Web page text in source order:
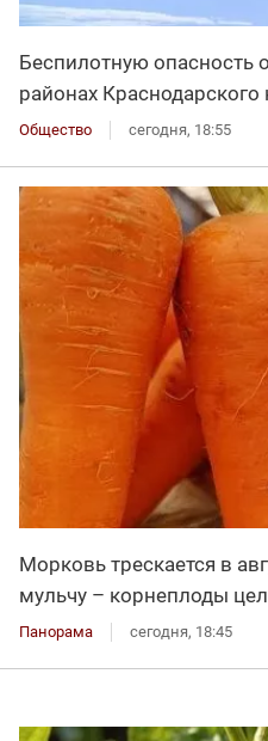
Беспилотную опасность
районах Краснодарского
Общество сегодня, 18:55
Морковь трескается в
мульчу – корнеплоды
Панорама сегодня, 18:45